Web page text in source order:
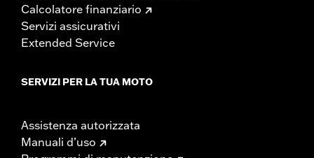
Calcolatore finanziario
Servizi assicurativi
Extended Service
SERVIZI PER LA TUA MOTO
Assistenza autorizzata
Manuali d’uso